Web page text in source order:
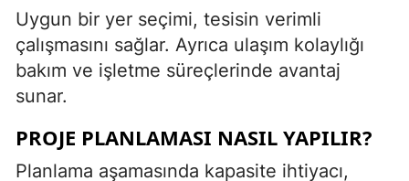
Uygun bir yer seçimi, tesisin verimli
çalışmasını sağlar. Ayrıca ulaşım kolaylığı
bakım ve işletme süreçlerinde avantaj
sunar.
PROJE PLANLAMASI NASIL YAPILIR?
Planlama aşamasında kapasite ihtiyacı,